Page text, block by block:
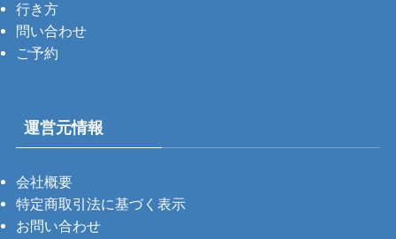
行き方
問い合わせ
ご予約
運営元情報
会社概要
特定商取引法に基づく表示
お問い合わせ